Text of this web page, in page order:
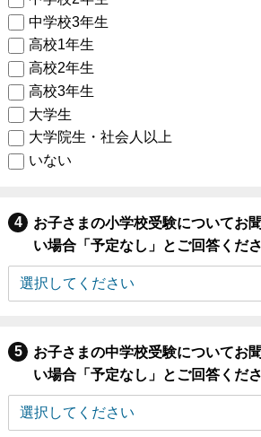
中学校3年生
高校1年生
高校2年生
高校3年生
大学生
大学院生・社会人以上
いない
お子さまの小学校受験についてお
い場合「予定なし」とご回答くださ
お子さまの中学校受験についてお
い場合「予定なし」とご回答くださ